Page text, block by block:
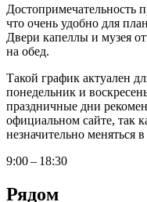
Достопримечательность
что очень удобно для
Двери капеллы и музея
на обед.
Такой график актуален
понедельник и
праздничные дни
официальном сайте, так
незначительно меняться
9:00 – 18:30
Рядом